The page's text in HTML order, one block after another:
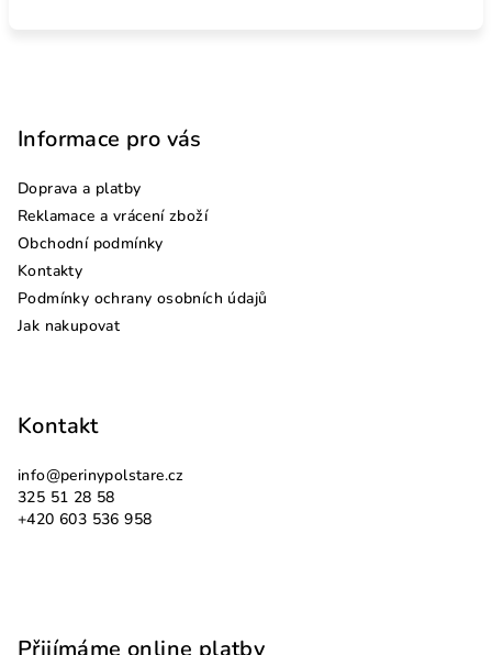
Informace pro vás
Doprava a platby
Reklamace a vrácení zboží
Obchodní podmínky
Kontakty
Podmínky ochrany osobních údajů
Jak nakupovat
Kontakt
info@perinypolstare.cz
325 51 28 58
+420 603 536 958
Přijímáme online platby